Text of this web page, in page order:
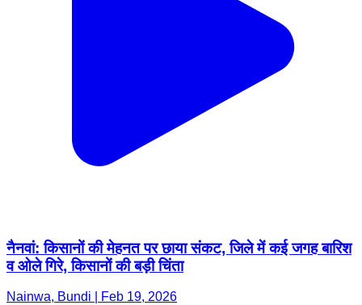
नैनवां: किसानों की मेहनत पर छाया संकट, जिले में कई जगह बारिश
व ओले गिरे, किसानों की बड़ी चिंता
Nainwa, Bundi | Feb 19, 2026